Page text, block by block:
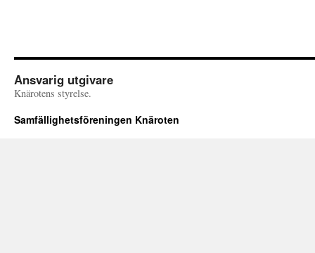
Ansvarig utgivare
Knärotens styrelse.
Samfällighetsföreningen Knäroten